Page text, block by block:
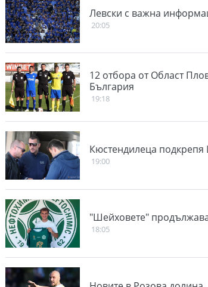
Левски с важна
20:05
12 отбора от Област
България
19:18
Кюстендилеца
19:00
"Шейховете"
18:05